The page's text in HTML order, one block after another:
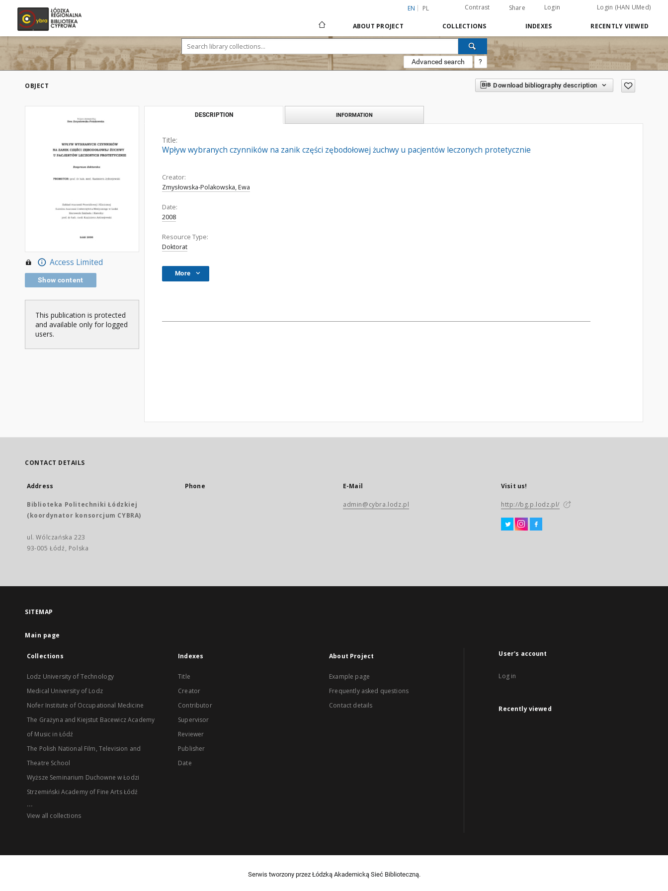
EN PL Contrast Share Login Login (HAN UMed)
ABOUT PROJECT COLLECTIONS INDEXES RECENTLY VIEWED
Advanced search ?
OBJECT Download bibliography description
Access Limited
Show content
This publication is protected
and available only for logged
users.
DESCRIPTION INFORMATION
Title:
Wpływ wybranych czynników na zanik części zębodołowej żuchwy u pacjentów leczonych protetycznie
Creator:
Zmysłowska-Polakowska, Ewa
Date:
2008
Resource Type:
Doktorat
More
CONTACT DETAILS
Address
Biblioteka Politechniki Łódzkiej
(koordynator konsorcjum CYBRA)
ul. Wólczańska 223
93-005 Łódź, Polska
Phone E-Mail
admin@cybra.lodz.pl
Visit us!
http://bg.p.lodz.pl/
SITEMAP
Main page
Collections
Lodz University of Technology
Medical University of Lodz
Nofer Institute of Occupational Medicine
The Grażyna and Kiejstut Bacewicz Academy
of Music in Łódź
The Polish National Film, Television and
Theatre School
Wyższe Seminarium Duchowne w Łodzi
Strzemiński Academy of Fine Arts Łódź
...
View all collections
Indexes
Title
Creator
Contributor
Supervisor
Reviewer
Publisher
Date
About Project
Example page
Frequently asked questions
Contact details
User's account
Log in
Recently viewed
Serwis tworzony przez Łódzką Akademicką Sieć Biblioteczną.